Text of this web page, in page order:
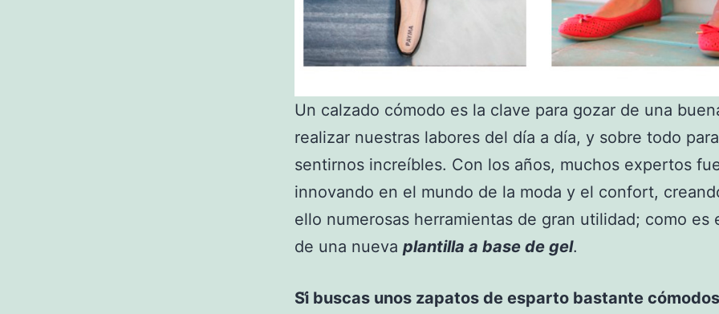
Un calzado cómodo es la clave para gozar de una
realizar nuestras labores del día a día, y sobre todo
sentirnos increíbles. Con los años, muchos expertos
innovando en el mundo de la moda y el confort,
ello numerosas herramientas de gran utilidad; como es
de una nueva plantilla a base de gel.
Si buscas unos zapatos de esparto bastante